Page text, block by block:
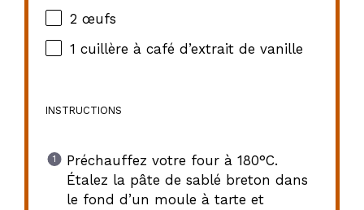
2 œufs
1 cuillère à café d’extrait de vanille
INSTRUCTIONS
Préchauffez votre four à 180°C.
Étalez la pâte de sablé breton dans
le fond d’un moule à tarte et